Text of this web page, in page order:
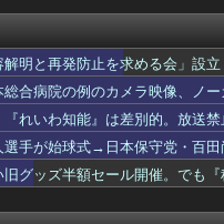
声が殺到、なんかヒーロー番...
「のび太」は181人
で広島の土を踏むな！」→広...
合子知事「多くの方が滞在、...
んだ米が売れず「損切り祭...
…台湾メディア！
震災「毎年同じ、全ての方...
い物を投入してしまう！！！...
解明と再発防止を求める会」
合病院の例のカメラ映像、ノ
れいわ知能』は差別的。放送
うw
選手が始球式→日本保守党・百
グッズ半額セール開催。でも